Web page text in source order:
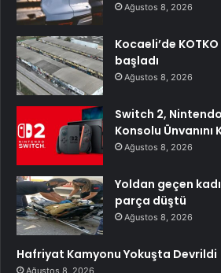
Ağustos 8, 2026
Kocaeli’de
başladı
Ağustos 8, 2026
Switch 2,
Konsolu Ünvanını
Ağustos 8, 2026
Yoldan geçen
parça düştü
Ağustos 8, 2026
Hafriyat Kamyonu Yokuşta Devrildi